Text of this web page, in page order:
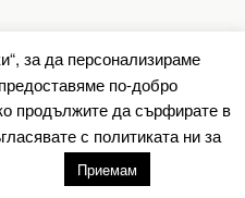
to top
Desktop
Барометър.нет
за да персонализираме
по-добро
продължите да сърфирате в
с политиката ни за
Приемам